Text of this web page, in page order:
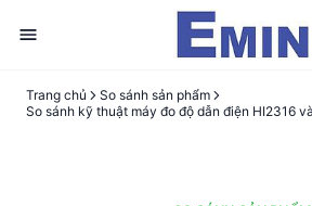
Trang chủ
So sánh sản phẩm